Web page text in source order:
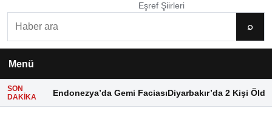
Eşref Şiirleri
⌕
Menü
SON
DAKIKA
Endonezya’da Gemi FaciasıDiyarbakır’da 2 Kişi Öldü